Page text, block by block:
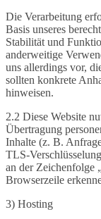
Die Verarbeitung
Basis unseres
Stabilität und
anderweitige
uns allerdings vor,
sollten konkrete
hinweisen.
2.2 Diese Website
Übertragung
Inhalte (z. B.
TLS-
an der Zeichenfolge
Browserzeile
3) Hosting